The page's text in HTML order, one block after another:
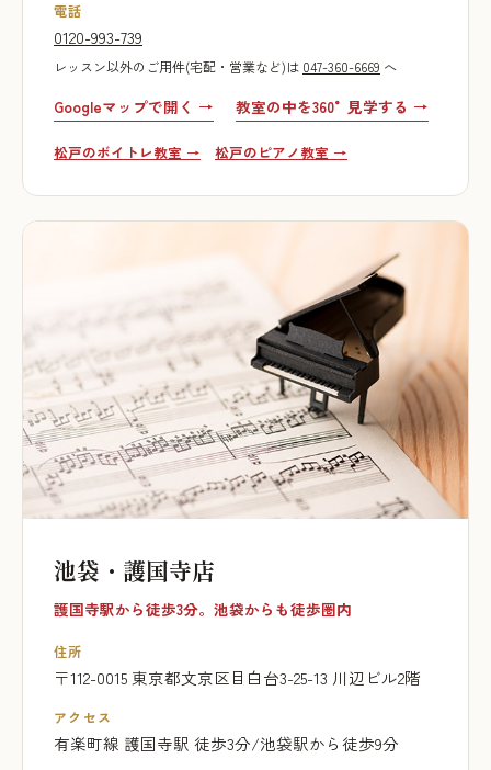
電話
0120-993-739
レッスン以外のご用件(宅配・営業など)は 047-360-6669 へ
Googleマップで開く → 教室の中を360°見学する →
松戸のボイトレ教室 → 松戸のピアノ教室 →
池袋・護国寺店
護国寺駅から徒歩3分。池袋からも徒歩圏内
住所
〒112-0015 東京都文京区目白台3-25-13 川辺ビル2階
アクセス
有楽町線 護国寺駅 徒歩3分/池袋駅から徒歩9分